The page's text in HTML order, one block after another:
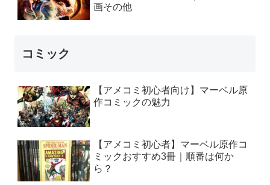
画その他
コミック
【アメコミ初心者向け】マーベル原
作コミックの魅力
【アメコミ初心者】マーベル原作コ
ミックおすすめ3冊｜順番は何か
ら？